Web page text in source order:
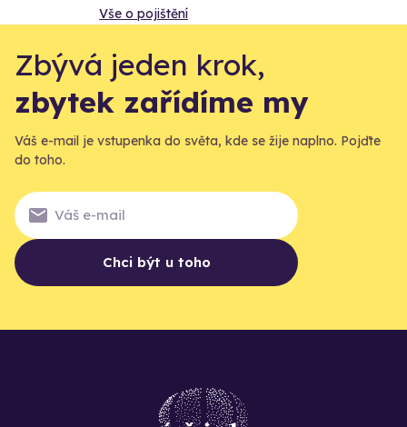
Vše o pojištění
Zbývá jeden krok,
zbytek zařídíme my
Váš e-mail je vstupenka do světa, kde se žije naplno. Pojďte
do toho.
Chci být u toho